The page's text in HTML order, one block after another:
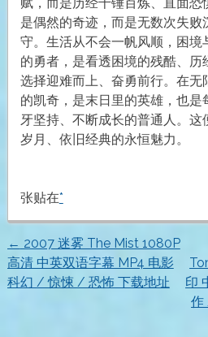
是偶然的奇迹，而是无数次失败
守。生活从不会一帆风顺，困境
的勇者，是看透困境的残酷、历
选择迎难而上、奋勇前行。在无
的凯奇，是末日里的英雄，也是
牙坚持、不断成长的普通人。这
岁月、依旧经典的永恒魅力。
张贴在*
文
章
← 2007 迷雾 The Mist 1080P
高清 中英双语字幕 MP4 电影
科幻 / 惊悚 / 恐怖 下载地址
印
作